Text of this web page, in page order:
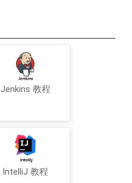
Jenkins 教程
IntelliJ 教程